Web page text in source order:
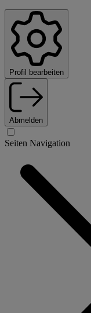
Profil bearbeiten
Abmelden
Seiten Navigation